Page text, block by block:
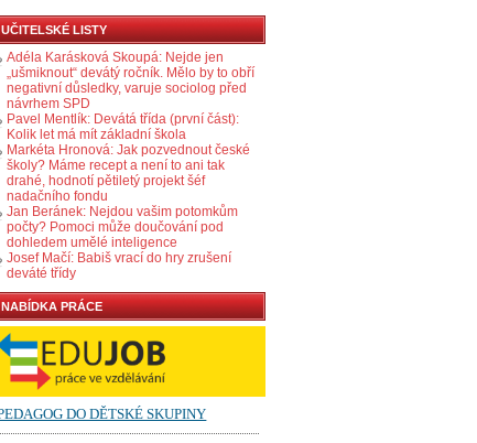
UČITELSKÉ LISTY
Adéla Karásková Skoupá: Nejde jen
„ušmiknout“ devátý ročník. Mělo by to obří
negativní důsledky, varuje sociolog před
návrhem SPD
Pavel Mentlík: Devátá třída (první část):
Kolik let má mít základní škola
Markéta Hronová: Jak pozvednout české
školy? Máme recept a není to ani tak
drahé, hodnotí pětiletý projekt šéf
nadačního fondu
Jan Beránek: Nejdou vašim potomkům
počty? Pomoci může doučování pod
dohledem umělé inteligence
Josef Mačí: Babiš vrací do hry zrušení
deváté třídy
NABÍDKA PRÁCE